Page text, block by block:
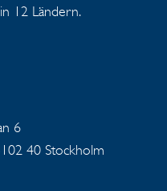
12 Ländern.
6
102 40 Stockholm